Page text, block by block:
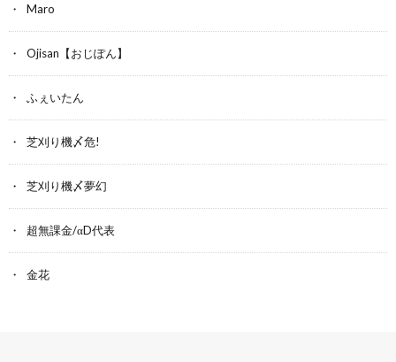
Maro
Ojisan【おじぽん】
ふぇいたん
芝刈り機〆危!
芝刈り機〆夢幻
超無課金/αD代表
金花